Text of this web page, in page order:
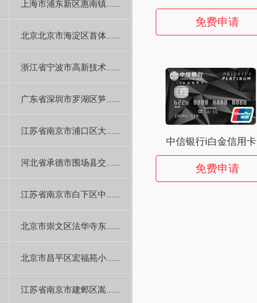
上海市浦东新区惠南镇......
北京北京市海淀区首体......
浙江省宁波市高新技术......
广东省深圳市罗湖区笋......
江苏省南京市浦口区大......
河北省承德市围场县交......
江苏省南京市白下区中......
北京市崇文区法华寺东......
北京市昌平区宏福苑小......
江苏省南京市建邺区嵩......
免费申请
中信银行i白金信用卡
免费申请